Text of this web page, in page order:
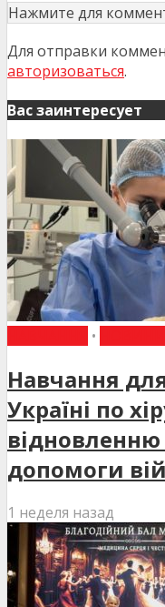
Нажмите для
Для отправки
авторизоваться.
Вас заинтересует
•
Навчання
Україні по
відновленню
допомоги
1 неделя назад